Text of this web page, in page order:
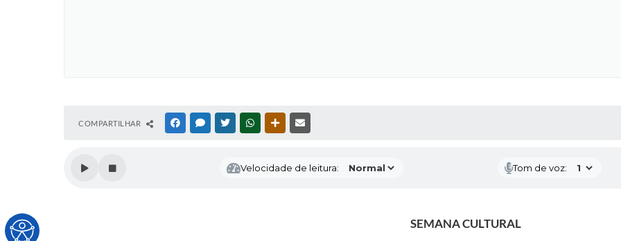
COMPARTILHAR FACEBOOKMESSENGER
TWITTERWHATSAPPOUTRAS MÍDIAS
Velocidade de leitura: Tom de voz:
SEMANA CULTURAL